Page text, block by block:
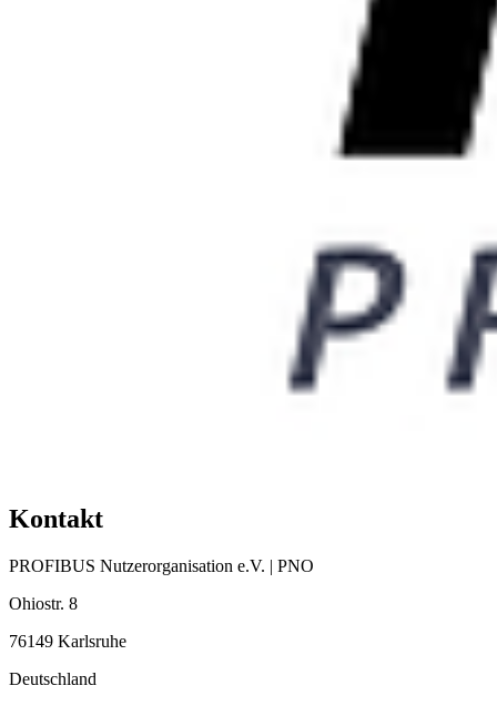
Kontakt
PROFIBUS Nutzerorganisation e.V. | PNO
Ohiostr. 8
76149 Karlsruhe
Deutschland